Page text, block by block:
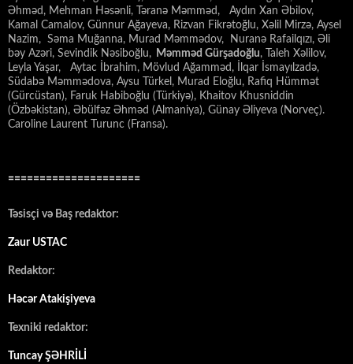
Əhməd, Mehman Həsənli, Təranə Məmməd, Aydın Xan Əbilov,
Kamal Camalov, Günnur Ağayeva, Rizvan Fikrətoğlu, Xəlil Mirzə, Aysel
Nazim, Səma Muğanna, Murad Məmmədov, Nuranə Rafailqızı, Əli
bəy Azəri, Sevindik Nəsiboğlu, Məmməd Gürşadoğlu, Taleh Xəlilov,
Leyla Yaşar, Aytac İbrahim, Mövlud Ağamməd, İlqar İsmayılzadə,
Südabə Məmmədova, Aysu Türkel, Murad Eloğlu, Rafiq Hümmət
(Gürcüstan), Faruk Habiboğlu (Türkiyə), Khaitov Khusniddin
(Özbəkistan), Əbülfəz Əhməd (Almaniya), Günay Əliyeva (Norveç).
Caroline Laurent Turunc (Fransa).
=====================
Təsisçi və Baş redaktor:
Zaur USTAC
Redaktor:
Həcər Atakişiyeva
Texniki redaktor:
Tuncay ŞƏHRİLİ